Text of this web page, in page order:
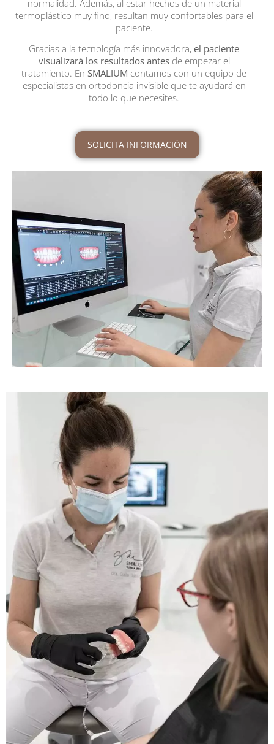
normalidad. Además, al estar hechos de un material
termoplástico muy fino, resultan muy confortables para el
paciente.
Gracias a la tecnología más innovadora, el paciente
visualizará los resultados antesde empezar el
tratamiento. EnSMALIUM contamos con un equipo de
especialistas en ortodoncia invisible que te ayudará en
todo lo que necesites.
SOLICITA INFORMACIÓN